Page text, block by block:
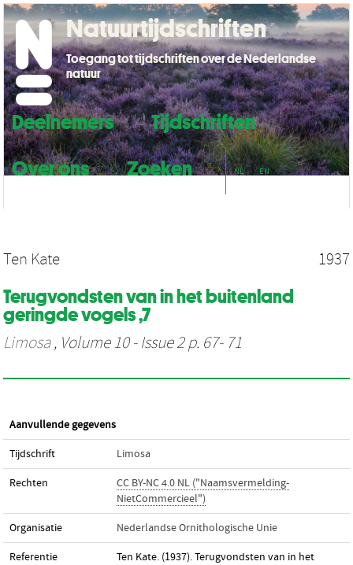
Deelnemers
Tijdschriften
Over ons
Zoeken NL EN
Natuurtijdschriften
Toegang tot tijdschriften over de Nederlandse
natuur
Ten Kate 1937
Terugvondsten van in het buitenland
geringde vogels ,7
Limosa, Volume 10 - Issue 2 p. 67- 71
Aanvullende gegevens
Tijdschrift Limosa
Rechten
CC BY-NC 4.0 NL ("Naamsvermelding-
NietCommercieel")
Organisatie Nederlandse Ornithologische Unie
Referentie
Ten Kate. (1937). Terugvondsten van in het